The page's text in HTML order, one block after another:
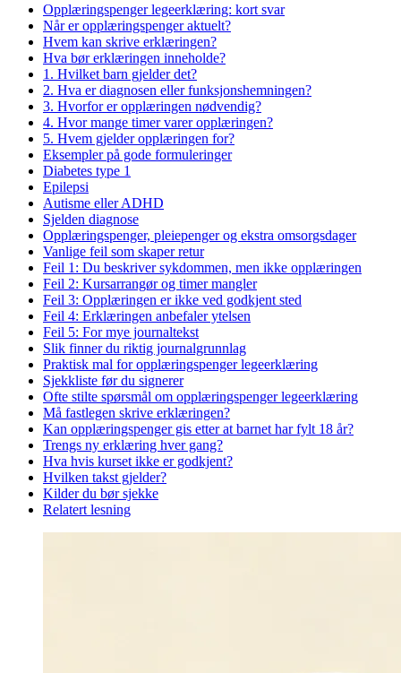
Opplæringspenger legeerklæring: kort svar
Når er opplæringspenger aktuelt?
Hvem kan skrive erklæringen?
Hva bør erklæringen inneholde?
1. Hvilket barn gjelder det?
2. Hva er diagnosen eller funksjonshemningen?
3. Hvorfor er opplæringen nødvendig?
4. Hvor mange timer varer opplæringen?
5. Hvem gjelder opplæringen for?
Eksempler på gode formuleringer
Diabetes type 1
Epilepsi
Autisme eller ADHD
Sjelden diagnose
Opplæringspenger, pleiepenger og ekstra omsorgsdager
Vanlige feil som skaper retur
Feil 1: Du beskriver sykdommen, men ikke opplæringen
Feil 2: Kursarrangør og timer mangler
Feil 3: Opplæringen er ikke ved godkjent sted
Feil 4: Erklæringen anbefaler ytelsen
Feil 5: For mye journaltekst
Slik finner du riktig journalgrunnlag
Praktisk mal for opplæringspenger legeerklæring
Sjekkliste før du signerer
Ofte stilte spørsmål om opplæringspenger legeerklæring
Må fastlegen skrive erklæringen?
Kan opplæringspenger gis etter at barnet har fylt 18 år?
Trengs ny erklæring hver gang?
Hva hvis kurset ikke er godkjent?
Hvilken takst gjelder?
Kilder du bør sjekke
Relatert lesning